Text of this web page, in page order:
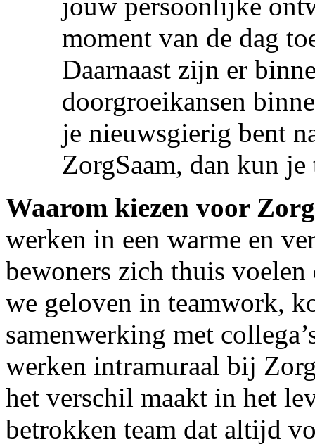
moment van de dag
Daarnaast zijn er
doorgroeikansen
je nieuwsgierig bent
ZorgSaam, dan kun
Waarom kiezen voor
werken in een warme en
bewoners zich thuis
we geloven in teamwork,
samenwerking met
werken intramuraal bij
het verschil maakt in het
betrokken team dat altijd